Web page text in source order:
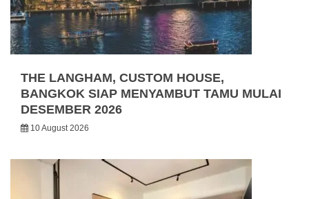
THE LANGHAM, CUSTOM HOUSE,
BANGKOK SIAP MENYAMBUT TAMU MULAI
DESEMBER 2026
10 August 2026